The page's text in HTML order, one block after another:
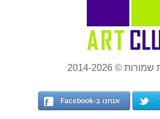
© 2014-2026
אנחנו ב-Facebook